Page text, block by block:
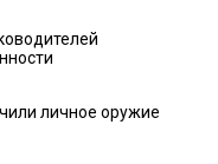
личное оружие